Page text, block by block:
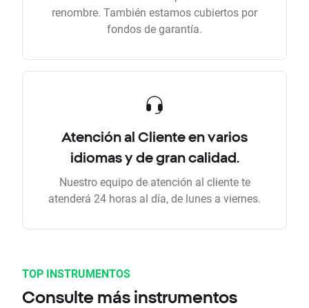
renombre. También estamos cubiertos por
fondos de garantía.
Atención al Cliente en varios
idiomas y de gran calidad.
Nuestro equipo de atención al cliente te
atenderá 24 horas al día, de lunes a viernes.
TOP INSTRUMENTOS
Consulte más instrumentos